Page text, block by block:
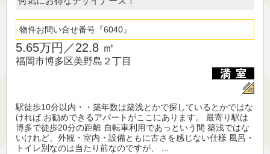
物件お問い合せ番号 6040
5.65万円／22.8 ㎡
福岡市博多区美野島２丁目
駅徒歩10分以内・・築年数は築浅とかで探しているとかではな
ければ お勧めできるアパートがここにあります。 最寄り駅は
博多で徒歩20分の距離 自転車利用であっという間 築浅ではな
いけれど、外観・室内・設備ともに古さを感じない仕様 風呂・
トイレ別なのは当たり前なのですが、 ...